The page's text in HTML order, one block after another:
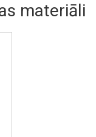
materiāli